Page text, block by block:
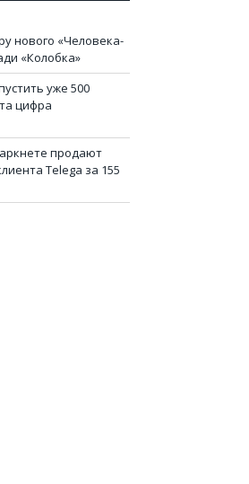
нового «Человека-
«Колобка»
уже 500
цифра
продают
Telega за 155